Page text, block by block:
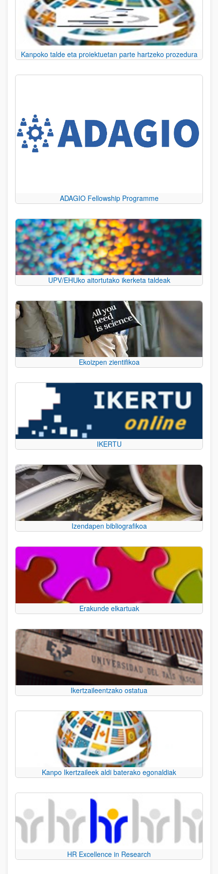
Kanpoko talde eta proiektuetan parte hartzeko prozedura
ADAGIO Fellowship Programme
UPV/EHUko aitortutako ikerketa taldeak
Ekoizpen zientifikoa
IKERTU
Izendapen bibliografikoa
Erakunde elkartuak
Ikertzaileentzako ostatua
Kanpo Ikertzaileek aldi baterako egonaldiak
HR Excellence in Research